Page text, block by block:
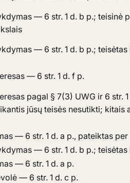
— 6 str. 1 d. b p.; teisinė
— 6 str. 1 d. b p.;
— 6 str. 1 d. f p.
pagal § 7(3) UWG ir 6 str.
jūsų teisės nesutikti;
— 6 str. 1 d. a p., pateiktas
— 6 str. 1 d. b p.;
— 6 str. 1 d. a p.
— 6 str. 1 d. c p.